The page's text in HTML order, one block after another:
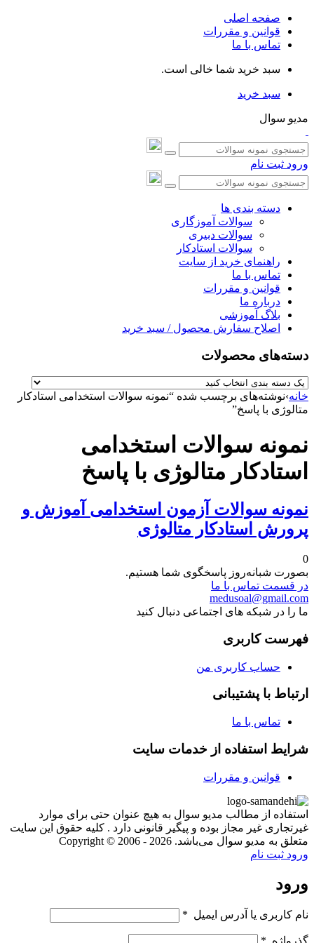
صفحه اصلی
قوانین و مقررات
تماس با ما
سبد خرید شما خالی است.
سبد خرید
مدیو سوال
ورود ثبت نام
دسته بندی ها
سوالات آموزگاری
سوالات دبیری
سوالات استادکار
راهنمای خرید از سایت
تماس با ما
قوانین و مقررات
درباره ما
بلاگ آموزشی
اصلاح سفارش محصول / سبد خرید
دسته‌های محصولات
خانه›نوشته‌های برچسب شده “نمونه سوالات استخدامی استادکار
متالوژی با پاسخ”
نمونه سوالات استخدامی
استادکار متالوژی با پاسخ
نمونه سوالات آزمون استخدامی آموزش و
پرورش استادکار متالوژی
0
بصورت شبانه‌روز پاسخگوی شما هستیم.
در قسمت تماس با ما
medusoal@gmail.com
ما را در شبکه های اجتماعی دنبال کنید
فهرست کاربری
حساب کاربری من
ارتباط با پشتیبانی
تماس با ما
شرایط استفاده از خدمات سایت
قوانین و مقررات
استفاده از مطالب مدیو سوال به هیچ عنوان حتی برای موارد
غیرتجاری غیر مجاز بوده و پیگیر قانونی دارد . کلیه حقوق این سایت
متعلق به مدیو سوال می‌باشد. Copyright © 2006 - 2026
ورود ثبت نام
ورود
نام کاربری یا آدرس ایمیل *